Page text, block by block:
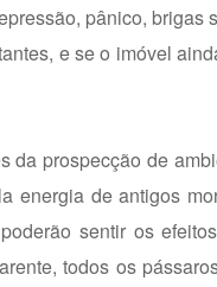
pânico,
e se o imóvel
da prospecção de
energia de antigos
sentir os
todos os